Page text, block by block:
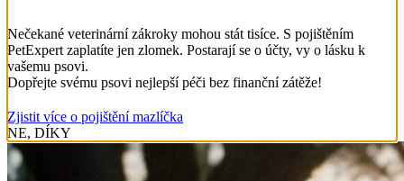
Nečekané veterinární zákroky mohou stát tisíce. S pojištěním
PetExpert zaplatíte jen zlomek. Postarají se o účty, vy o lásku k
vašemu psovi.
Dopřejte svému psovi nejlepší péči bez finanční zátěže!
Zjistit více o pojištění mazlíčka
NE, DÍKY